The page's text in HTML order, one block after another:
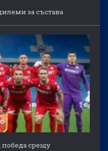
за състава
срещу